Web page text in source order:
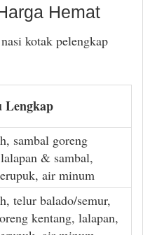
Hemat
kotak pelengkap
Lengkap
sambal goreng
& sambal,
air minum
telur balado/semur,
kentang, lalapan,